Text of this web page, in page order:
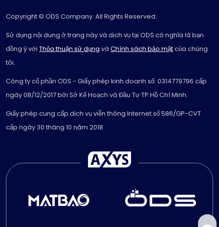
Copyright © ODS Company. All Rights Reserved.
Sử dụng nội dung ở trang này và dịch vụ tại ODS có nghĩa là bạn
đồng ý với Thỏa thuận sử dụng và Chính sách bảo mậtcủa chúng
tôi.
Công ty cổ phần ODS - Giấy phép kinh doanh số: 0314779796 cấp
ngày 08/12/2017 bởi Sở Kế Hoạch và Đầu Tư TP.Hồ Chí Minh.
Giấy phép cung cấp dịch vụ viễn thông Internet số 586/GP-CVT
cấp ngày 30 tháng 10 năm 2018